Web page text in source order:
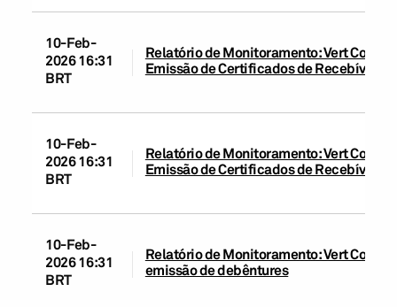
10-Feb-
2026 16:31
BRT
Relatório de Monitoramento: Vert
Emissão de Certificados de Recebíveis
10-Feb-
2026 16:31
BRT
Relatório de Monitoramento: Vert
Emissão de Certificados de Recebíveis
10-Feb-
2026 16:31
BRT
Relatório de Monitoramento: Vert
emissão de debêntures